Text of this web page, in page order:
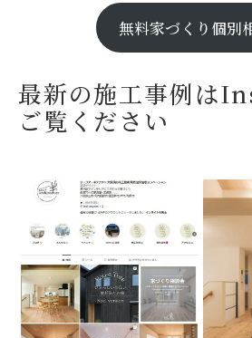
無料家づくり個別
最新の施工事例は
ご覧ください